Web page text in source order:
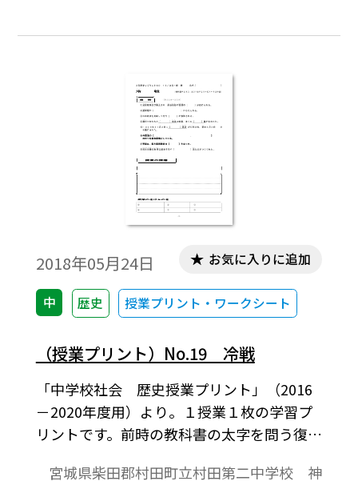
を中心に，家庭学習と授業の取り組みが１
2018年05月24日
中 歴史 授業プリント・ワークシート
お気に入りに追加
（授業プリント）No.19 冷戦
「中学校社会 歴史授業プリント」（2016
－2020年度用）より。１授業１枚の学習プ
リントです。前時の教科書の太字を問う復習
宮城県柴田郡村田町立村田第二中学校 神